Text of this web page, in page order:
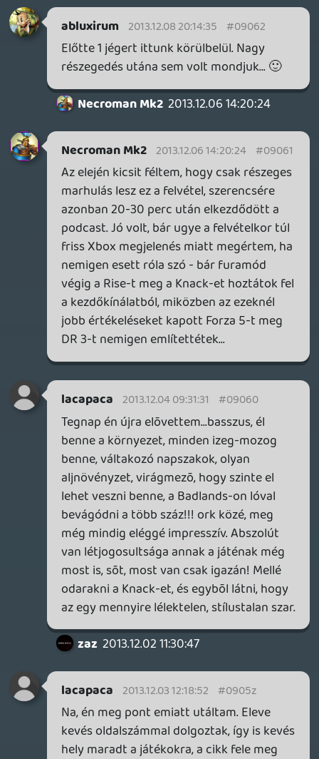
lacapaca 2013.12.04 09:31:31 #09060
benne a környezet, minden izeg-mozog
benne, váltakozó napszakok, olyan
aljnövényzet, virágmezõ, hogy szinte el
lehet veszni benne, a Badlands-on lóval
bevágódni a több száz!!! ork közé, meg
van létjogosultsága annak a játénak még
most is, sõt, most van csak igazán! Mellé
odarakni a Knack-et, és egybõl látni, hogy
az egy mennyire lélektelen, stílustalan szar.
zaz 2013.12.02 11:30:47
lacapaca 2013.12.03 12:18:52 #0905z
Na, én meg pont emiatt utáltam. Eleve
kevés oldalszámmal dolgoztak, így is kevés
hely maradt a játékokra, a cikk fele meg
állandóan arról szólt, hogy a cikk írója
hirtelen mekkora nagy rajongója is a
témának, a játékról meg nagyjából semmit
nem lehetett megtudni.
lacapaca 2013.12.03 11:52:12 #0905y
Próbáld ki most. Egyenesen felüdülés.
2013.12.02 11:30:47
2013.12.03 11:27:58 #0905x
Kivancsian varom a noise level testet, a
PS4 hangosabb lesz ez szinte biztos,
kerdes hogy a jelenlegi gepekhez kepest
mennyire hangos az a hangos - atlag
nagyszobas-nagyteves-hangrendszeres
jatek mellett valoszinu fel sem fog tunni...
na de majd meglatjuk mint mondtok,
illetve lehet Akost is faggatom majd a
temaban.
addig is ha valaki nem latta volna esetleg:
gamefront.com
Oldern 2013.12.03 10:26:13 #0905w
Kontextusz megjelent lelki szemeid előtt?